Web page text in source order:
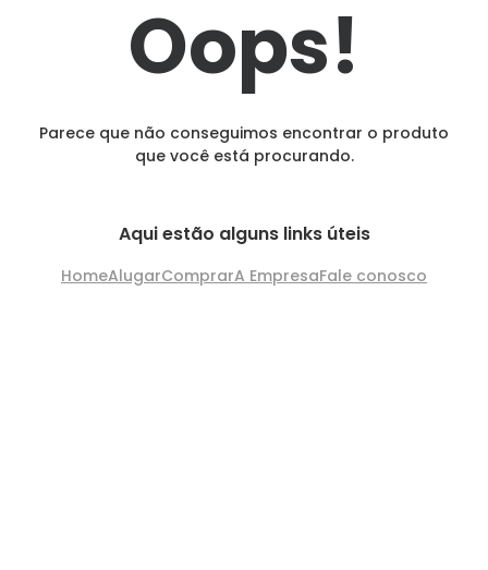
Oops!
Parece que não conseguimos encontrar o produto
que você está procurando.
Aqui estão alguns links úteis
HomeAlugarComprarA EmpresaFale conosco